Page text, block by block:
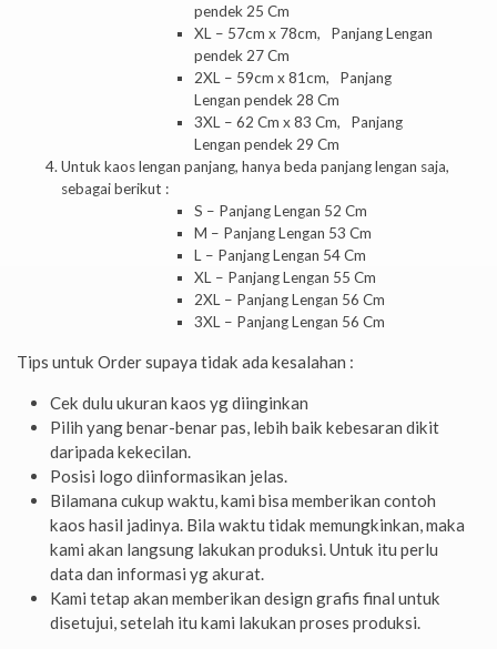
pendek 25 Cm
XL – 57cm x 78cm, Panjang Lengan
pendek 27 Cm
2XL – 59cm x 81cm, Panjang
Lengan pendek 28 Cm
3XL – 62 Cm x 83 Cm, Panjang
Lengan pendek 29 Cm
Untuk kaos lengan panjang, hanya beda panjang lengan saja,
sebagai berikut :
S – Panjang Lengan 52 Cm
M – Panjang Lengan 53 Cm
L – Panjang Lengan 54 Cm
XL – Panjang Lengan 55 Cm
2XL – Panjang Lengan 56 Cm
3XL – Panjang Lengan 56 Cm
Tips untuk Order supaya tidak ada kesalahan :
Cek dulu ukuran kaos yg diinginkan
Pilih yang benar-benar pas, lebih baik kebesaran dikit
daripada kekecilan.
Posisi logo diinformasikan jelas.
Bilamana cukup waktu, kami bisa memberikan contoh
kaos hasil jadinya. Bila waktu tidak memungkinkan, maka
kami akan langsung lakukan produksi. Untuk itu perlu
data dan informasi yg akurat.
Kami tetap akan memberikan design grafis final untuk
disetujui, setelah itu kami lakukan proses produksi.